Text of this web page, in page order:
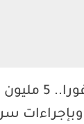
من هنا استلم
سريعة